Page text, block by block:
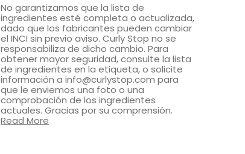
No garantizamos que la lista de
ingredientes esté completa o actualizada,
dado que los fabricantes pueden cambiar
el INCI sin previo aviso. Curly Stop no se
responsabiliza de dicho cambio. Para
obtener mayor seguridad, consulte la lista
de ingredientes en la etiqueta, o solicite
información a info@curlystop.com para
que le enviemos una foto o una
comprobación de los ingredientes
actuales. Gracias por su comprensión.
Read More